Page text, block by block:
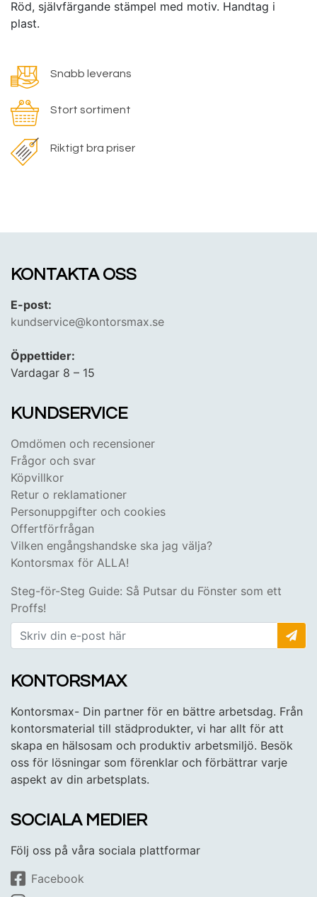
Röd, självfärgande stämpel med motiv. Handtag i
plast.
Snabb leverans
Stort sortiment
Riktigt bra priser
KONTAKTA OSS
E-post:
kundservice@kontorsmax.se
Öppettider:
Vardagar 8 – 15
KUNDSERVICE
Omdömen och recensioner
Frågor och svar
Köpvillkor
Retur o reklamationer
Personuppgifter och cookies
Offertförfrågan
Vilken engångshandske ska jag välja?
Kontorsmax för ALLA!
Steg-för-Steg Guide: Så Putsar du Fönster som ett
Proffs!
KONTORSMAX
Kontorsmax- Din partner för en bättre arbetsdag. Från
kontorsmaterial till städprodukter, vi har allt för att
skapa en hälsosam och produktiv arbetsmiljö. Besök
oss för lösningar som förenklar och förbättrar varje
aspekt av din arbetsplats.
SOCIALA MEDIER
Följ oss på våra sociala plattformar
Facebook